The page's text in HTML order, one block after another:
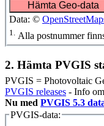
Data: ©
1. Alla postnummer
2. Hämta PVGIS
PVGIS = Photovoltaic
PVGIS releases - Info
Nu med PVGIS 5.3
PVGIS-data: